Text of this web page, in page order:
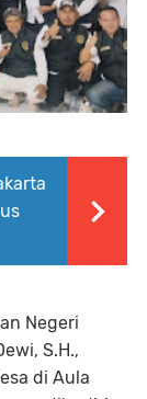
Negeri
S.H.,
di Aula